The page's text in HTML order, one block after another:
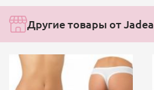
Другие товары от Jadea